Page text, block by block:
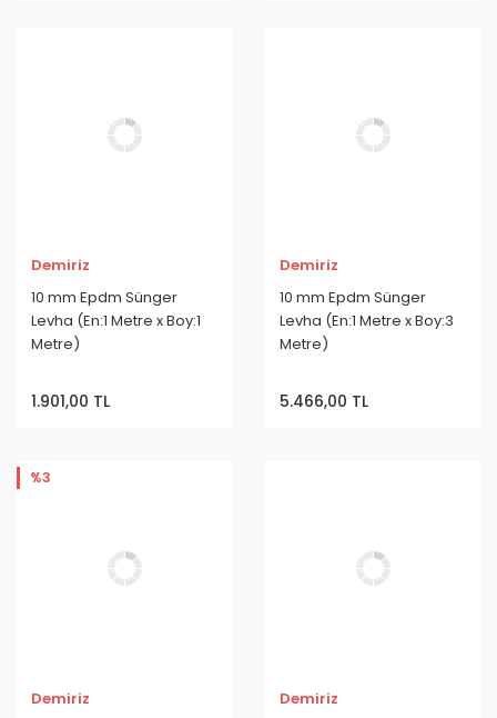
Demiriz
10 mm Epdm Sünger
Levha (En:1 Metre x Boy:1
Metre)
1.901,00 TL
Demiriz
10 mm Epdm Sünger
Levha (En:1 Metre x Boy:3
Metre)
5.466,00 TL
%3
Demiriz
Demiriz